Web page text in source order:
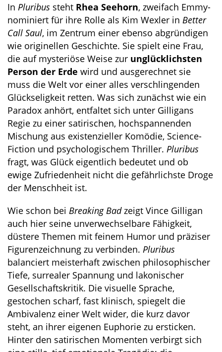
In Pluribus steht Rhea Seehorn, zweifach Emmy-
nominiert für ihre Rolle als Kim Wexler in Better
Call Saul, im Zentrum einer ebenso abgründigen
wie originellen Geschichte. Sie spielt eine Frau,
die auf mysteriöse Weise zur unglücklichsten
Person der Erde wird und ausgerechnet sie
muss die Welt vor einer alles verschlingenden
Glückseligkeit retten. Was sich zunächst wie ein
Paradox anhört, entfaltet sich unter Gilligans
Regie zu einer satirischen, hochspannenden
Mischung aus existenzieller Komödie, Science-
Fiction und psychologischem Thriller. Pluribus
fragt, was Glück eigentlich bedeutet und ob
ewige Zufriedenheit nicht die gefährlichste Droge
der Menschheit ist.
Wie schon bei Breaking Badzeigt Vince Gilligan
auch hier seine unverwechselbare Fähigkeit,
düstere Themen mit feinem Humor und präziser
Figurenzeichnung zu verbinden. Pluribus
balanciert meisterhaft zwischen philosophischer
Tiefe, surrealer Spannung und lakonischer
Gesellschaftskritik. Die visuelle Sprache,
gestochen scharf, fast klinisch, spiegelt die
Ambivalenz einer Welt wider, die kurz davor
steht, an ihrer eigenen Euphorie zu ersticken.
Hinter den satirischen Momenten verbirgt sich